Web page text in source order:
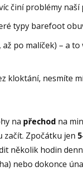
činí problémy naší
typy barefoot
po malíček) – a
kloktání, nesmíte
na přechod na
začít. Zpočátku jen
několik hodin
nebo dokonce